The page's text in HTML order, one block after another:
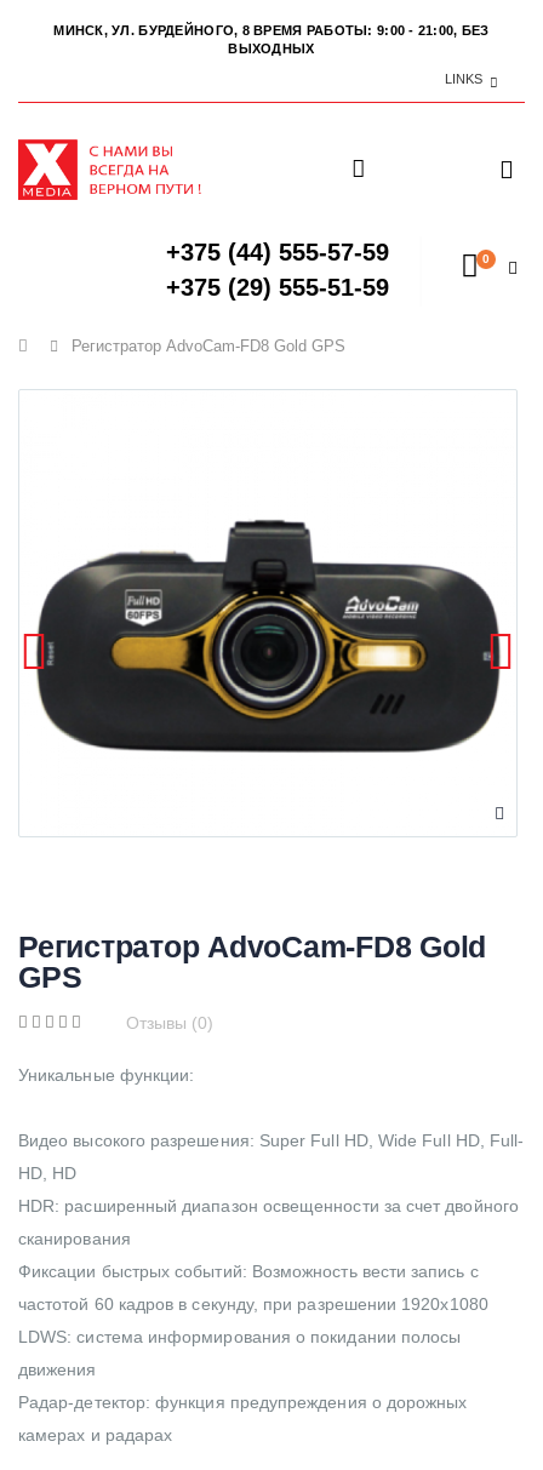
МИНСК, УЛ. БУРДЕЙНОГО, 8 ВРЕМЯ РАБОТЫ: 9:00 - 21:00, БЕЗ
ВЫХОДНЫХ
LINKS
+375 (44) 555-57-59
+375 (29) 555-51-59
0
Главная
Регистратор AdvoCam-FD8 Gold GPS
Регистратор AdvoCam-FD8 Gold
GPS
Отзывы (0)
Уникальные функции:
Видео высокого разрешения: Super Full HD, Wide Full HD, Full-
HD, HD
HDR: расширенный диапазон освещенности за счет двойного
сканирования
Фиксации быстрых событий: Возможность вести запись с
частотой 60 кадров в секунду, при разрешении 1920х1080
LDWS: система информирования о покидании полосы
движения
Радар-детектор: функция предупреждения о дорожных
камерах и радарах